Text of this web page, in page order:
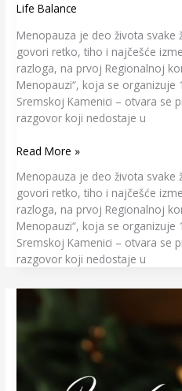
Life Balance
Menopauza je deo života
govori retko, tiho i najčešće
razloga, na prvoj Regionalnoj
Menopauzi“, koja se organizuje
Sremskoj Kamenici – otvara se
razgovor koji nedostaje u
Read More »
Menopauza je deo života
govori retko, tiho i najčešće
razloga, na prvoj Regionalnoj
Menopauzi“, koja se organizuje
Sremskoj Kamenici – otvara se
razgovor koji nedostaje u
Zimski